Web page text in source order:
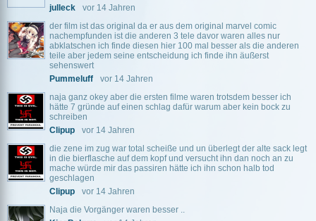
julleck
vor 14 Jahren
der film ist das original da er aus dem original marvel comic
nachempfunden ist die anderen 3 tele davor waren alles nur
abklatschen ich finde diesen hier 100 mal besser als die anderen
teile aber jedem seine entscheidung ich finde ihn äußerst
sehenswert
Pummeluff
vor 14 Jahren
naja ganz okey aber die ersten filme waren trotsdem besser ich
hätte 7 gründe auf einen schlag dafür warum aber kein bock zu
schreiben
Clipup
vor 14 Jahren
die zene im zug war total scheiße und un überlegt der alte sack legt
in die bierflasche auf dem kopf und versucht ihn dan noch an zu
mache würde mir das passiren hätte ich ihn schon halb tod
geschlagen
Clipup
vor 14 Jahren
Naja die Vorgänger waren besser ..